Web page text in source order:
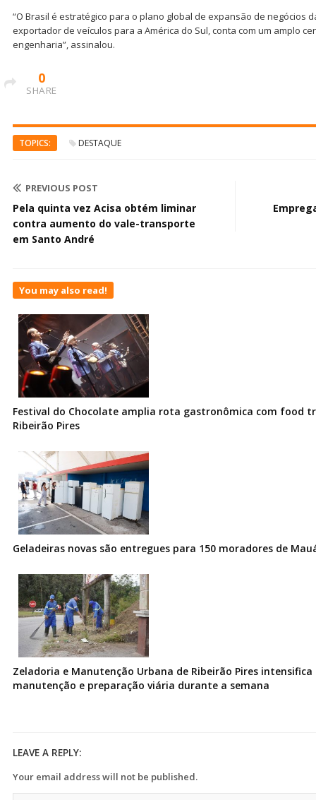
“O Brasil é estratégico para o plano global de expansão de negócios
exportador de veículos para a América do Sul, conta com um amplo
engenharia”, assinalou.
0
SHARE
TOPICS: DESTAQUE
PREVIOUS POST
Pela quinta vez Acisa obtém liminar
contra aumento do vale-transporte
em Santo André
You may also read!
Festival do Chocolate amplia rota gastronômica com food
Ribeirão Pires
Geladeiras novas são entregues para 150 moradores de
Zeladoria e Manutenção Urbana de Ribeirão Pires intensifica
manutenção e preparação viária durante a semana
LEAVE A REPLY:
Your email address will not be published.